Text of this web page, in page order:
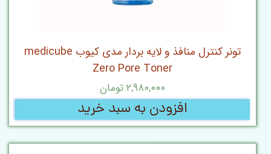
تونر کنترل منافذ و لایه بردار مدی کیوب medicube
Zero Pore Toner
۲,۹۸۰,۰۰۰ تومان
افزودن به سبد خرید